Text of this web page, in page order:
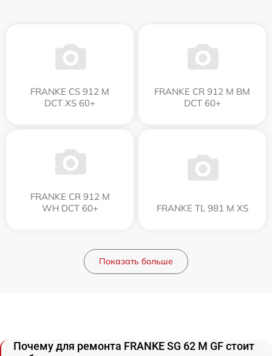
FRANKE CS 912 M
DCT XS 60+
FRANKE CR 912 M BM
DCT 60+
FRANKE CR 912 M
WH DCT 60+
FRANKE TL 981 M XS
Показать больше
Почему для ремонта FRANKE SG 62 M GF стоит